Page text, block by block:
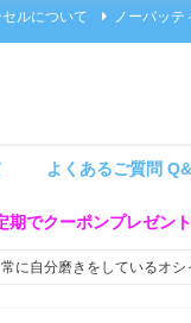
セルについて ノーバッテ
よくあるご質問
期でクーポンプレゼン
自分磨きをしているオシ